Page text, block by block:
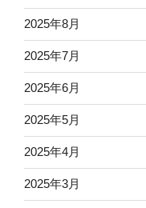
2025年8月
2025年7月
2025年6月
2025年5月
2025年4月
2025年3月